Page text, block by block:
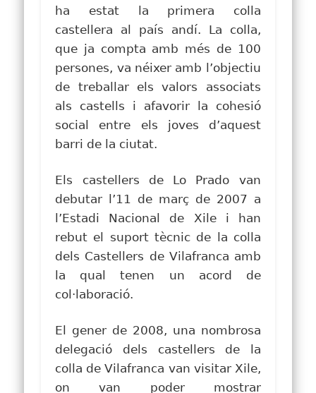
ha estat la primera colla
castellera al país andí. La colla,
que ja compta amb més de 100
persones, va néixer amb l’objectiu
de treballar els valors associats
als castells i afavorir la cohesió
social entre els joves d’aquest
barri de la ciutat.
Els castellers de Lo Prado van
debutar l’11 de març de 2007 a
l’Estadi Nacional de Xile i han
rebut el suport tècnic de la colla
dels Castellers de Vilafranca amb
la qual tenen un acord de
col·laboració.
El gener de 2008, una nombrosa
delegació dels castellers de la
colla de Vilafranca van visitar Xile,
on van poder mostrar